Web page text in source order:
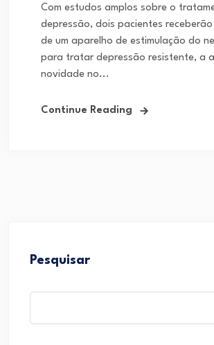
Com estudos amplos sobre o
depressão, dois pacientes
de um aparelho de estimulação do
para tratar depressão resistente, a
novidade no...
Continue Reading
Pesquisar